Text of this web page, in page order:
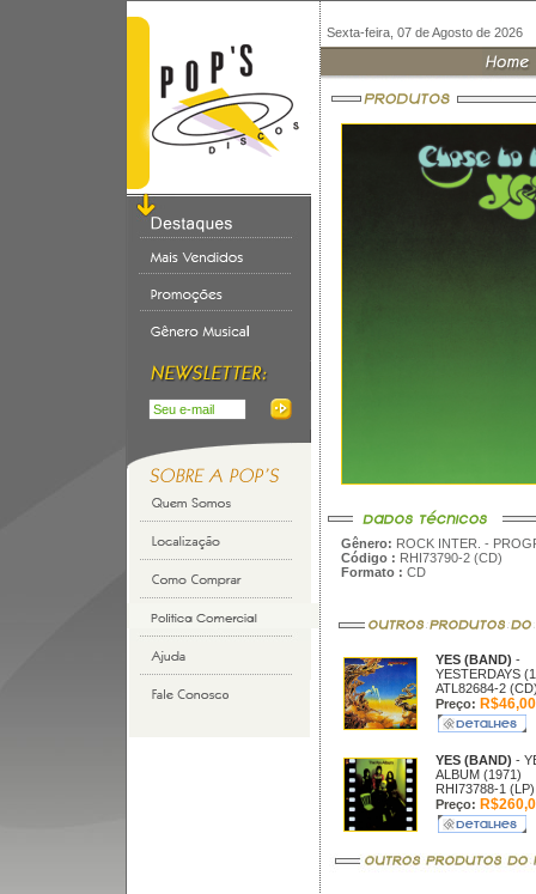
Sexta-feira, 07 de Agosto de 2026
Gênero: ROCK INTER. -
Código : RHI73790-2 (CD)
Formato : CD
YES (BAND) -
YESTERDAYS
ATL82684-2
Preço: R$46,00
YES (BAND) -
ALBUM (1971)
RHI73788-1 (LP)
Preço: